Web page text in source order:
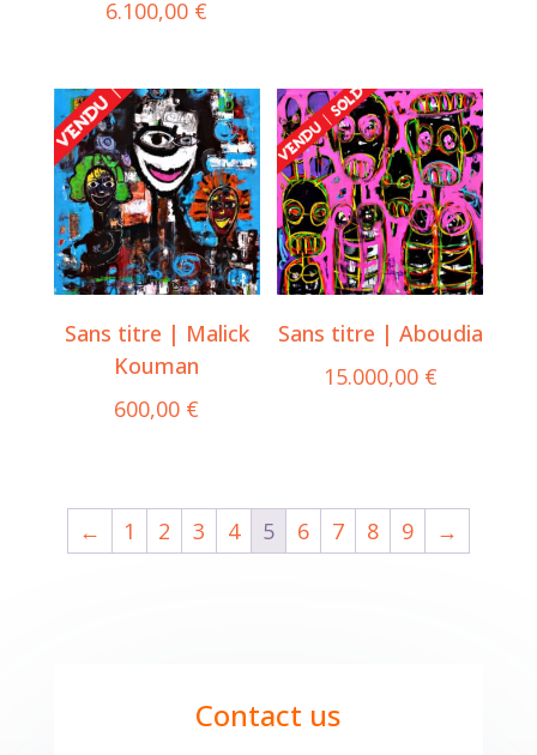
6.100,00 €
Sans titre | Malick
Kouman
600,00 €
Sans titre | Aboudia
15.000,00 €
← 1 2 3 4 5 6 7 8 9 →
Contact us